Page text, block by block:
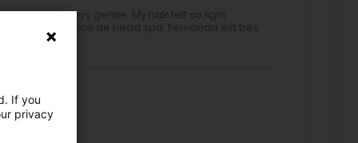
is very gentle. My hair felt so light
expérience de head spa. Fernanda est très
détendue.
If you
privacy